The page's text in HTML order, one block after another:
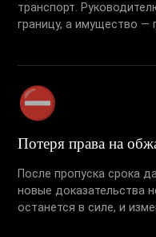
транспорт.
границу, а имущество —
⛔
Потеря права на
После пропуска срока
новые доказательства
останется в силе, и